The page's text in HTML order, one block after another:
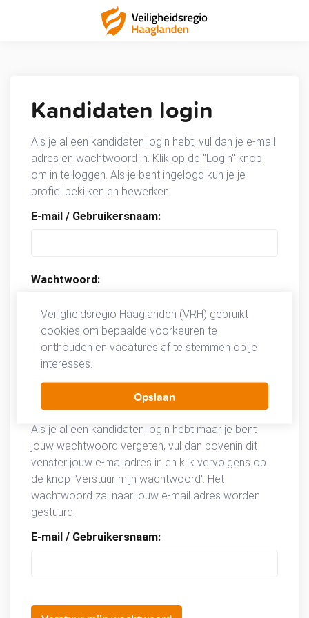
Kandidaten login
Als je al een kandidaten login hebt, vul dan je e-mail
adres en wachtwoord in. Klik op de "Login" knop
om in te loggen. Als je bent ingelogd kun je je
profiel bekijken en bewerken.
E-mail / Gebruikersnaam:
Wachtwoord:
Wachtwoord vergeten?
Als je al een kandidaten login hebt maar je bent
jouw wachtwoord vergeten, vul dan bovenin dit
venster jouw e-mailadres in en klik vervolgens op
de knop 'Verstuur mijn wachtwoord'. Het
wachtwoord zal naar jouw e-mail adres worden
gestuurd.
E-mail / Gebruikersnaam:
Veiligheidsregio Haaglanden (VRH) gebruikt
cookies om bepaalde voorkeuren te
onthouden en vacatures af te stemmen op je
interesses.